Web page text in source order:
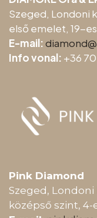
Szeged, Londoni
első emelet, 19-
E-mail:
Info vonal: +36
Pink Diamond
Szeged, Londoni
középső szint, 4-